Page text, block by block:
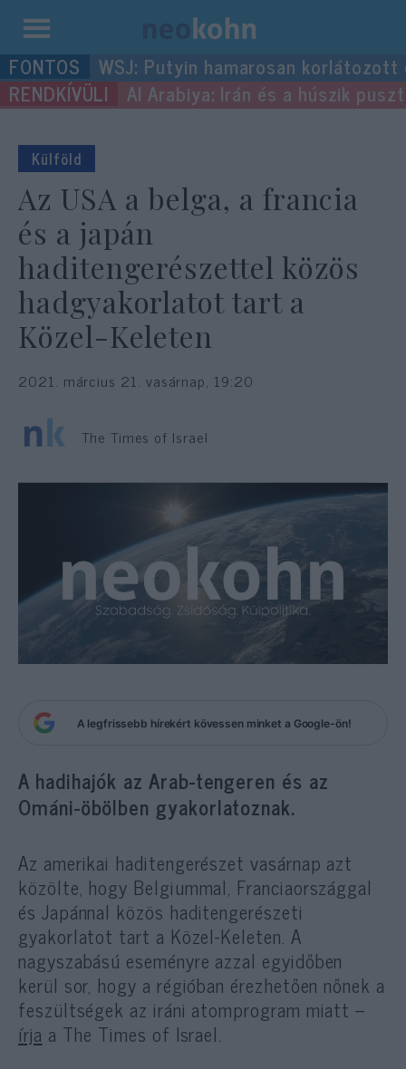
Kilépés
a
tartalomba
WSJ: Putyin hamarosan
Al Arabiya: Irán és a húszik
Külföld
Az USA a belga, a francia
és a japán
haditengerészettel közös
hadgyakorlatot tart a
Közel-Keleten
2021. március 21. vasárnap, 19:20
The Times of Israel
A legfrissebb hírekért kövessen minket a Google-ön!
A hadihajók az Arab-tengeren és az
Ománi-öbölben gyakorlatoznak.
Az amerikai haditengerészet vasárnap azt
közölte, hogy Belgiummal, Franciaországgal
és Japánnal közös haditengerészeti
gyakorlatot tart a Közel-Keleten. A
nagyszabású eseményre azzal egyidőben
kerül sor, hogy a régióban érezhetően nőnek a
feszültségek az iráni atomprogram miatt –
írja a The Times of Israel.